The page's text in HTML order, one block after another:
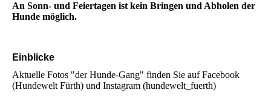
An Sonn- und Feiertagen ist kein Bringen und Abholen der
Hunde möglich.
Einblicke
Aktuelle Fotos "der Hunde-Gang" finden Sie auf Facebook
(Hundewelt Fürth) und Instagram (hundewelt_fuerth)